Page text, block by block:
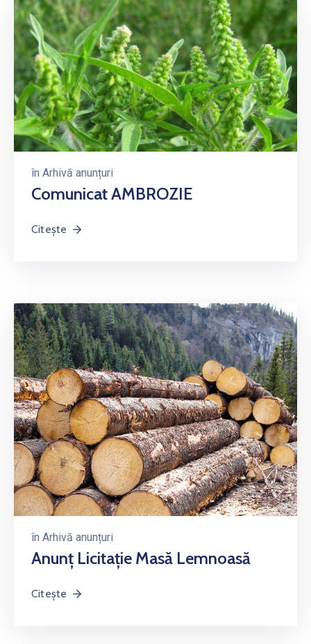
în Arhivă anunțuri
Comunicat AMBROZIE
Citește
în Arhivă anunțuri
Anunț Licitație Masă Lemnoasă
Citește